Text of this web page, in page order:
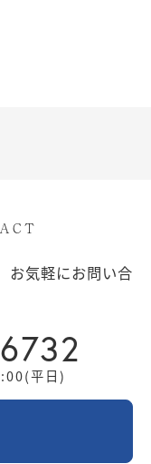
お気軽にお問い合
平日)